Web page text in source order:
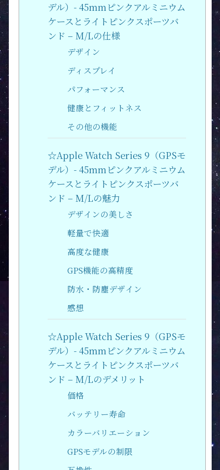
デル）- 45mmピンクアルミニウム
ケースとライトピンクスポーツバ
ンド – M/Lの仕様
デザイン
ディスプレイ
パフォーマンス
健康とフィットネス
その他の機能
☆Apple Watch Series 9（GPSモ
デル）- 45mmピンクアルミニウム
ケースとライトピンクスポーツバ
ンド – M/Lの魅力
デザインの美しさ
軽量で快適
高度な健康
GPS機能の高精度
防水・防塵デザイン
感想
☆Apple Watch Series 9（GPSモ
デル）- 45mmピンクアルミニウム
ケースとライトピンクスポーツバ
ンド – M/Lのデメリット
価格
バッテリー寿命
カラーバリエーション
GPSモデルの制限